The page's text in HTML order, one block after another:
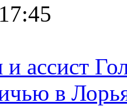
и ассист
в